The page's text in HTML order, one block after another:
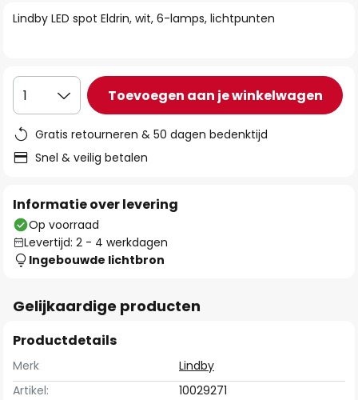
de
Lindby LED spot Eldrin, wit, 6-lamps, lichtpunten
1 Toevoegen aan je winkelwagen
Gratis retourneren & 50 dagen bedenktijd
Snel & veilig betalen
Informatie over levering
Op voorraad
Levertijd: 2 - 4 werkdagen
Ingebouwde lichtbron
Gelijkaardige producten
Productdetails
Merk
Lindby
Artikel:
10029271